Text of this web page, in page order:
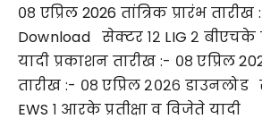
डाउनलोड
नागरिक सेवा
०८ एप्रिल 2026 तांत्रिक प्रारंभ
Download सेक्टर १२ LIG २ बीएचके
यादी प्रकाशन तारीख :- ०८ एप्रिल
तारीख :- ०८ एप्रिल २०२६
EWS १ आरके प्रतीक्षा व विजेते यादी